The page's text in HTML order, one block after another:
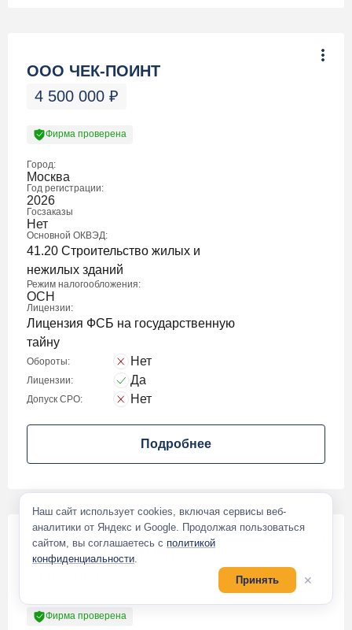
ООО ЧЕК-ПОИНТ
4 500 000 ₽
Фирма проверена
Город:
Москва
Год регистрации:
2026
Госзаказы
Нет
Основной ОКВЭД:
41.20 Строительство жилых и
нежилых зданий
Режим налогообложения:
ОСН
Лицензии:
Лицензия ФСБ на государственную
тайну
Обороты: Нет
Лицензии: Да
Допуск СРО: Нет
Подробнее
ООО КОНСТАНТИН
Фирма проверена
Наш сайт использует cookies, включая сервисы веб-
аналитики от Яндекс и Google. Продолжая пользоваться
сайтом, вы соглашаетесь с политикой
конфиденциальности.
Принять
✕